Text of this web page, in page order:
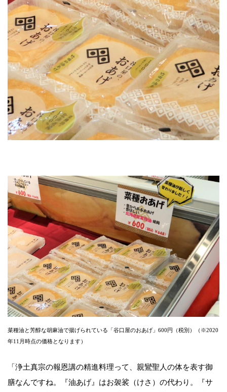
菜種油と芳醇な胡麻油で揚げられている「谷口屋のおあげ」600円（税別）（※2020
年11月時点の価格となります）
「浄土真宗の報恩講の精進料理って、親鸞聖人の体を表す御
膳なんですね。『油あげ』はお袈裟（けさ）の代わり。『サ